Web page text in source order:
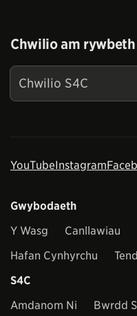
Chwilio am
YouTubeInstagram
Gwybodaeth
Y Wasg
Canllawiau
Hafan Cynhyrchu
S4C
Amdanom Ni
Bwrdd